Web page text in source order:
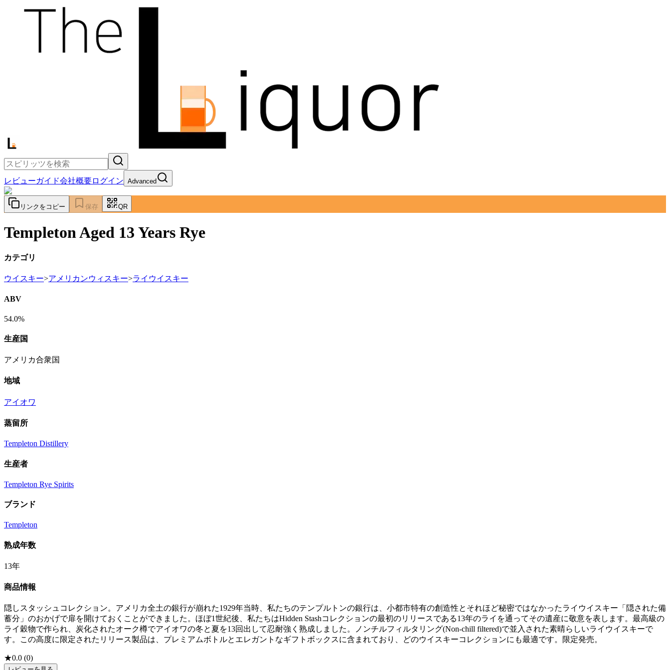
レビューガイド会社概要ログイン Advanced
リンクをコピー 保存 QR
Templeton Aged 13 Years Rye
カテゴリ
ウイスキー>アメリカンウィスキー>ライウイスキー
ABV
54.0%
生産国
アメリカ合衆国
地域
アイオワ
蒸留所
Templeton Distillery
生産者
Templeton Rye Spirits
ブランド
Templeton
熟成年数
13年
商品情報
隠しスタッシュコレクション。アメリカ全土の銀行が崩れた1929年当時、私たちのテンプルトンの銀行は、小都市特有の創造性とそれほど秘密ではなかったライウイスキー「隠された備
蓄分」のおかげで扉を開けておくことができました。ほぼ1世紀後、私たちはHidden Stashコレクションの最初のリリースである13年のライを通ってその遺産に敬意を表します。最高級の
ライ穀物で作られ、炭化されたオーク樽でアイオワの冬と夏を13回出して忍耐強く熟成しました。ノンチルフィルタリング(Non-chill filtered)で並入された素晴らしいライウイスキーで
す。この高度に限定されたリリース製品は、プレミアムボトルとエレガントなギフトボックスに含まれており、どのウイスキーコレクションにも最適です。限定発売。
★0.0 (0)